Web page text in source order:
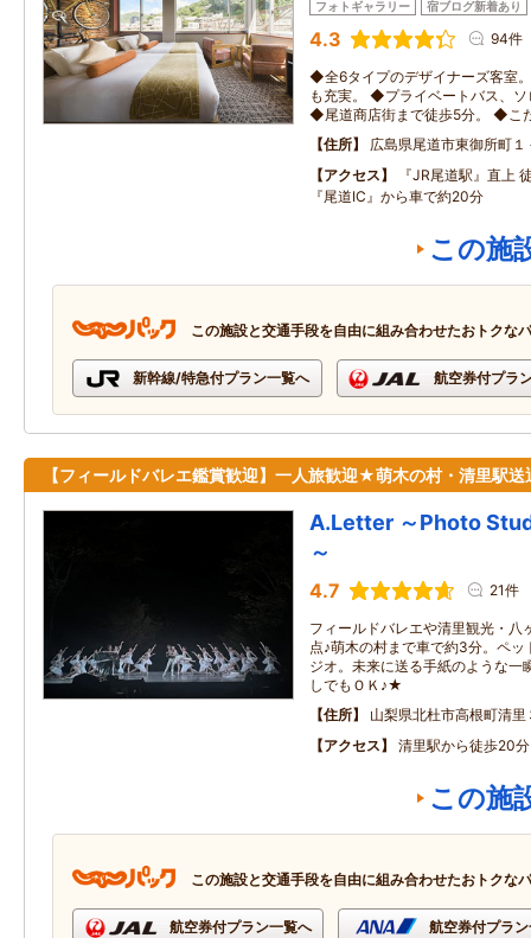
フォトギャラリー 宿ブログ新着あり
4.3 94件
◆全6タイプのデザイナーズ客室
も充実。 ◆プライベートバス、
◆尾道商店街まで徒歩5分。 ◆こ
住所
広島県尾道市東御所町１
アクセス
『JR尾道駅』直上
『尾道IC』から車で約20分
この施
この施設と交通手段を自由に組み合わせたおトクな
新幹線/特急付プラン一覧へ 航空券付プラ
【フィールドバレエ鑑賞歓迎】一人旅歓迎★萌木の村・清里駅送
A.Letter ～Photo
～
4.7 21件
フィールドバレエや清里観光・八
点♪萌木の村まで車で約3分。ペ
ジオ。未来に送る手紙のような一
しでもＯＫ♪★
住所
山梨県北杜市高根町清里
アクセス
清里駅から徒歩20分
この施
この施設と交通手段を自由に組み合わせたおトクな
航空券付プラン一覧へ 航空券付プラ